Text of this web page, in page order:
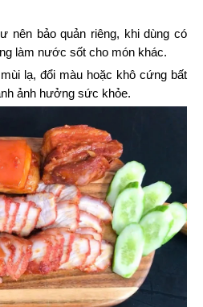
nên bảo quản riêng, khi dùng có
làm nước sốt cho món khác.
lạ, đổi màu hoặc khô cứng bất
ảnh hưởng sức khỏe.